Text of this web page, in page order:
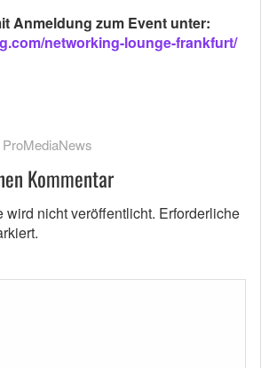
Anmeldung zum Event unter:
networking-lounge-frankfurt/
ProMediaNews
Kommentar
wird nicht veröffentlicht. Erforderliche